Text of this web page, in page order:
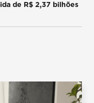
de R$ 2,37 bilhões